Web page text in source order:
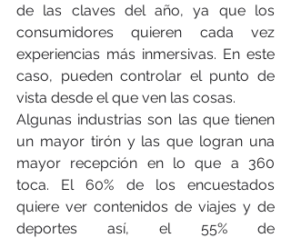
de las claves del año, ya que los
consumidores quieren cada vez
experiencias más inmersivas. En este
caso, pueden controlar el punto de
vista desde el que ven las cosas.
Algunas industrias son las que tienen
un mayor tirón y las que logran una
mayor recepción en lo que a 360
toca. El 60% de los encuestados
quiere ver contenidos de viajes y de
deportes así, el 55% de